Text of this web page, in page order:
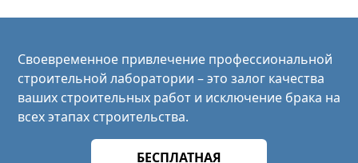
Своевременное привлечение профессиональной
строительной лаборатории – это залог качества
ваших строительных работ и исключение брака на
всех этапах строительства.
БЕСПЛАТНАЯ